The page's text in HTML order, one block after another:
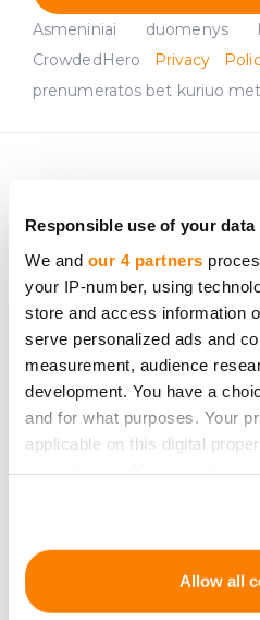
Responsible use of your data
We and our 4 partners
your IP-number, using
store and access information
serve personalized ads and
measurement, audience
development. You have a
and for what purposes. Your
applicable on this digital
If you allow, we would also
Allow all
Asmeniniai
CrowdedHero Privacy
prenumeratos bet kuriuo
UAB "CrowdedHero Latvia"
Registracijos Nr.
PVM: LV50203309441
Adresas: 34 Āraišu gatvė,
info@crowdedhero.com